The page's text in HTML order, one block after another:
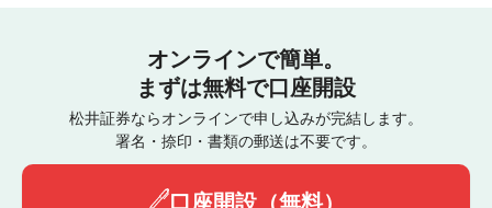
オンラインで簡単。
まずは無料で口座開設
松井証券ならオンラインで申し込みが完結します。
署名・捺印・書類の郵送は不要です。
口座開設（無料）